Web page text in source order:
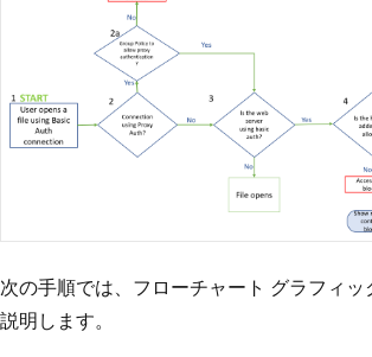
次の手順では、フローチャート グラフィッ
説明します。